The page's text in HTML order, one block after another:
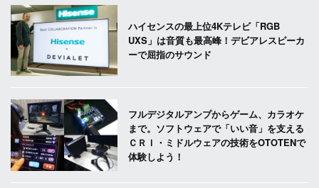
ハイセンスの最上位4Kテレビ「RGB
UXS」は音質も最高峰！デビアレスピーカ
ーで屈指のサウンド
フルデジタルアンプからゲーム、カラオケ
まで。ソフトウェアで「いい音」を支える
ＣＲＩ・ミドルウェアの技術をOTOTENで
体験しよう！